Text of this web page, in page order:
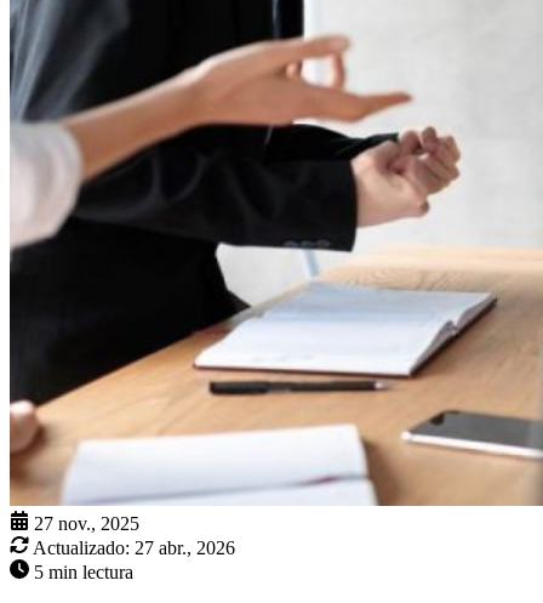
27 nov., 2025
Actualizado: 27 abr., 2026
5 min lectura